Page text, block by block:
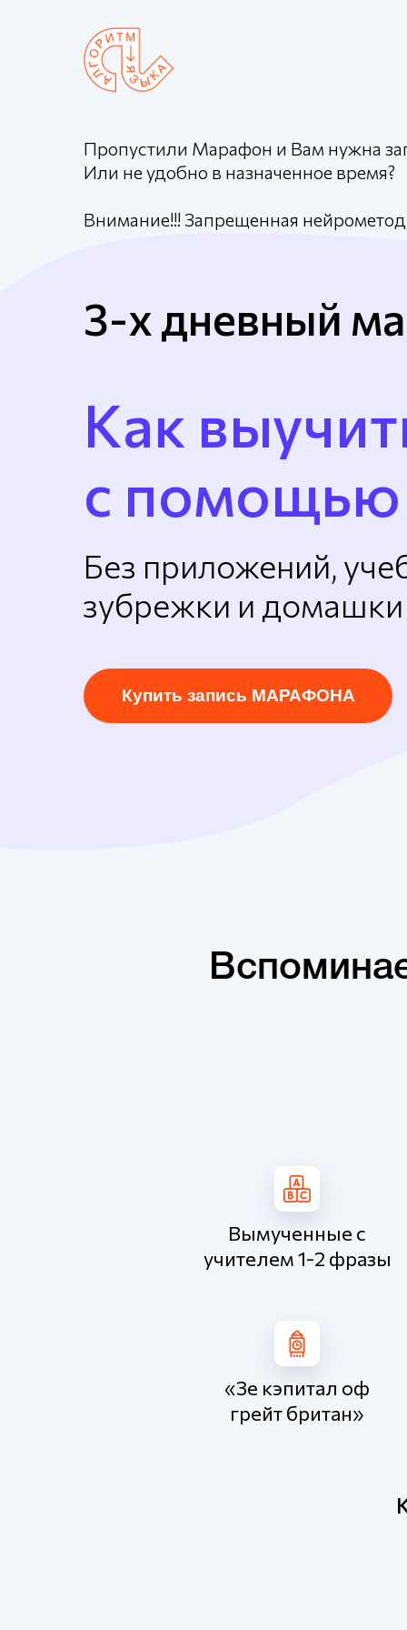
Без приложений,
зубрежки и домашки
3-х дневный
Пропустили Марафон и Вам нужна
Или не удобно в назначенное время?
Внимание!!! Запрещенная
Как
с помощью
Купить запись МАРАФОНА
Вымученные с
учителем 1-2 фразы
«Зе кэпитал оф
грейт британ»